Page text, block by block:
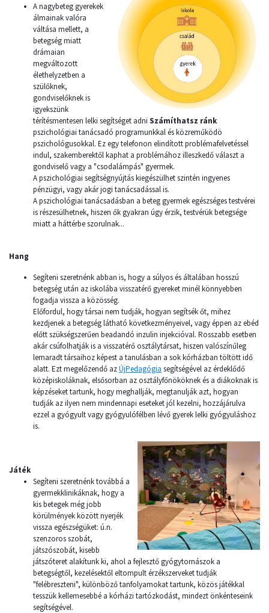
A nagybeteg gyerekek
álmainak valóra
váltása mellett, a
betegség miatt
drámaian
megváltozott
élethelyzetben a
szülőknek,
gondviselőknek is
igyekszünk
térítésmentesen lelki segítséget adni Számíthatsz ránk
pszichológiai tanácsadó programunkkal és közreműködö
pszichológusokkal. Ez egy telefonon elindított problémafelvetéssel
indul, szakemberektől kaphat a problémához illeszkedő választ a
gondviselő vagy a "csodalámpás" gyermek.
A pszichológiai segítségnyújtás kiegészülhet szintén ingyenes
pénzügyi, vagy akár jogi tanácsadással is.
A pszichológiai tanácsadásban a beteg gyermek egészséges testvérei
is részesülhetnek, hiszen ők gyakran úgy érzik, testvérük betegsége
miatt a háttérbe szorulnak...
Hang
Segíteni szeretnénk abban is, hogy a súlyos és általában hosszú
betegség után az iskolába visszatérő gyereket minél könnyebben
fogadja vissza a közösség.
Előfordul, hogy társai nem tudják, hogyan segítsék őt, mihez
kezdjenek a betegség látható következményeivel, vagy éppen az ebéd
előtt szükségszerűen beadandó inzulin injekcióval. Rosszabb esetben
akár csúfolhatják is a visszatérő osztálytársat, hiszen valószínűleg
lemaradt társaihoz képest a tanulásban a sok kórházban töltött idő
alatt. Ezt megelőzendő azÚjPedagógia segítségével az érdeklődő
középiskoláknak, elsősorban az osztályfőnököknek és a diákoknak is
képzéseket tartunk, hogy meghallják, megtanulják azt, hogyan
tudják az ilyen nem mindennapi eseteket jól kezelni, hozzájárulva
ezzel a gyógyult vagy gyógyulófélben lévő gyerek lelki gyógyuláshoz
is.
Játék
Segíteni szeretnénk továbbá a
gyermekklinikáknak, hogy a
kis betegek még jobb
körülmények között nyerjék
vissza egészségüket: ú.n.
szenzoros szobát,
játszószobát, kisebb
játszóteret alakítunk ki, ahol a fejlesztő gyógytornászok a
betegségtől, kezelésektől eltompult érzékszerveket tudják
"felébreszteni", különböző tanfolyamokat tartunk, közös játékkal
tesszük kellemesebbé a kórházi tartózkodást, mindezt önkénteseink
segítségével.